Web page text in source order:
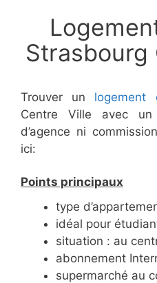
Strasbourg
Trouver un logement
Centre Ville avec
d’agence ni
ici:
Points principaux
type
idéal pour
situation : au
abonnement
supermarché au